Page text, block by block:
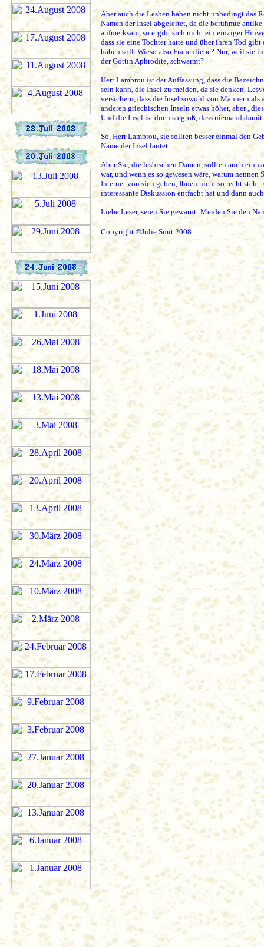
Aber auch die Lesben haben nicht unbedingt das
Namen der Insel abgeleitet, da die berühmte
aufmerksam, so ergibt sich nicht ein einziger
dass sie eine Tochter hatte und über ihren Tod
haben soll. Wieso also Frauenliebe? Nur, weil sie
der Göttin Aphrodite, schwärmt?
Herr Lambrou ist der Auffassung, dass die
sein kann, die Insel zu meiden, da sie denken,
versichern, dass die Insel sowohl von Männern
anderen griechischen Inseln etwas höher, aber
Und die Insel ist doch so groß, dass niemand
So, Herr Lambrou, sie sollten besser einmal den
Name der Insel lautet.
Aber Sie, die lesbischen Damen, sollten auch
war, und wenn es so gewesen wäre, warum
Internet von sich geben, Ihnen nicht so recht
interessante Diskussion entfacht hat und dann
Liebe Leser, seien Sie gewarnt: Meiden Sie den
Copyright ©Julie Smit 2008